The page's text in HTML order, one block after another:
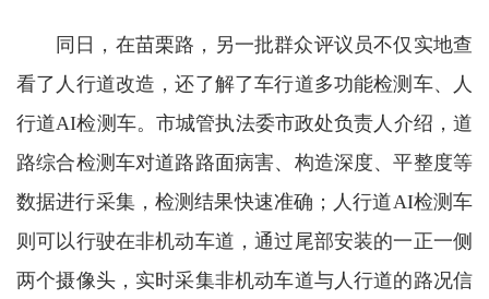
同日，在苗栗路，另一批群众评议员不仅实地查
看了人行道改造，还了解了车行道多功能检测车、人
行道AI检测车。市城管执法委市政处负责人介绍，道
路综合检测车对道路路面病害、构造深度、平整度等
数据进行采集，检测结果快速准确；人行道AI检测车
则可以行驶在非机动车道，通过尾部安装的一正一侧
两个摄像头，实时采集非机动车道与人行道的路况信